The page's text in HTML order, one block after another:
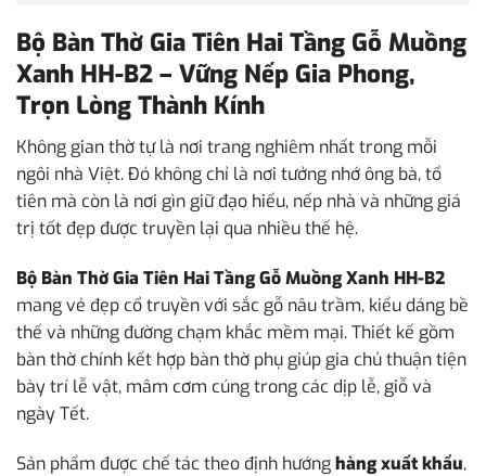
Bộ Bàn Thờ Gia Tiên Hai Tầng Gỗ Muồng
Xanh HH-B2 – Vững Nếp Gia Phong,
Trọn Lòng Thành Kính
Không gian thờ tự là nơi trang nghiêm nhất trong mỗi
ngôi nhà Việt. Đó không chỉ là nơi tưởng nhớ ông bà, tổ
tiên mà còn là nơi gìn giữ đạo hiếu, nếp nhà và những giá
trị tốt đẹp được truyền lại qua nhiều thế hệ.
Bộ Bàn Thờ Gia Tiên Hai Tầng Gỗ Muồng Xanh HH-B2
mang vẻ đẹp cổ truyền với sắc gỗ nâu trầm, kiểu dáng bề
thế và những đường chạm khắc mềm mại. Thiết kế gồm
bàn thờ chính kết hợp bàn thờ phụ giúp gia chủ thuận tiện
bày trí lễ vật, mâm cơm cúng trong các dịp lễ, giỗ và
ngày Tết.
Sản phẩm được chế tác theo định hướnghàng xuất khẩu,